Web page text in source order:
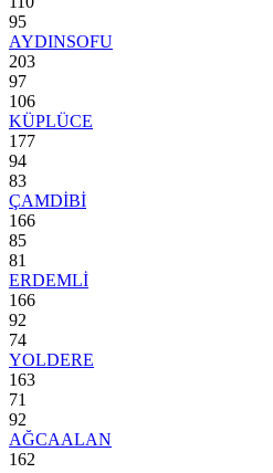
95
AYDINSOFU
203
97
106
KÜPLÜCE
177
94
83
ÇAMDİBİ
166
85
81
ERDEMLİ
166
92
74
YOLDERE
163
71
92
AĞCAALAN
162